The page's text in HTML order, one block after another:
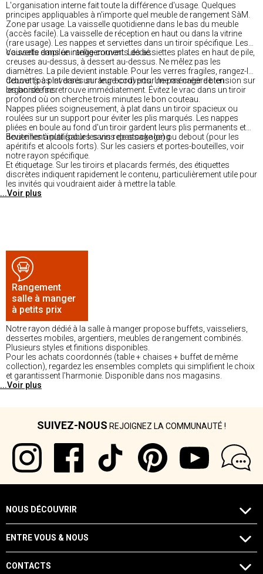
L'organisation interne fait toute la différence d'usage. Quelques
principes appliquables à n'importe quel meuble de rangement SàM.
Zone par usage. La vaisselle quotidienne dans le bas du meuble
(accès facile). La vaisselle de réception en haut ou dans la vitrine
(rare usage). Les nappes et serviettes dans un tiroir spécifique. Les
couverts dans un range-couverts dédié.
Vaisselle empilée intelligemment. Les assiettes plates en haut de pile,
creuses au-dessus, à dessert au-dessus. Ne mêlez pas les
diamètres. La pile devient instable. Pour les verres fragiles, rangez-les
debout (pas inversés sur leur bord) pour ne pas créer de tension sur
les bords fins.
Couverts à plat dans un range-couverts. Une ménagère bien
organisée se retrouve immédiatement. Évitez le vrac dans un tiroir
profond où on cherche trois minutes le bon couteau.
Nappes pliées soigneusement, à plat dans un tiroir spacieux ou
roulées sur un support pour éviter les plis marqués. Les nappes
pliées en boule au fond d'un tiroir gardent leurs plis permanents et
deviennent inutilisables sans repassage long.
Bouteilles à plat (pour les vins de stockage) ou debout (pour les
apéritifs et alcools forts). Sur les casiers et portes-bouteilles, voir
notre rayon spécifique.
Et étiquetage. Sur les tiroirs et placards fermés, des étiquettes
discrètes indiquent rapidement le contenu, particulièrement utile pour
les invités qui voudraient aider à mettre la table.
...Voir plus
Rangement
salle à manger
à petits prix
Notre rayon dédié à la salle à manger propose buffets, vaisseliers,
dessertes mobiles, argentiers, meubles de rangement combinés.
Plusieurs styles et finitions disponibles.
Pour les achats coordonnés (table + chaises + buffet de même
collection), regardez les ensembles complets qui simplifient le choix
et garantissent l'harmonie. Disponible dans nos magasins.
...Voir plus
SUIVEZ-NOUS REJOIGNEZ LA COMMUNAUTÉ !
NOUS DÉCOUVRIR
ENTRE VOUS & NOUS
CONTACTS